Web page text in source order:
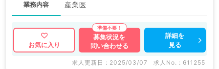
業務内容 産業医
お気に入り
募集状況を
問い合わせる
詳細を
見る
求人更新日 : 2025/03/07 求人No. : 611255